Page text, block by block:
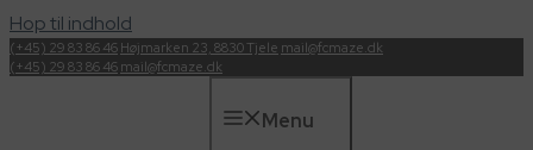
Hop til indhold
(+45) 29 83 86 46 Højmarken 23, 8830 Tjele mail@fcmaze.dk
(+45) 29 83 86 46 mail@fcmaze.dk
Menu